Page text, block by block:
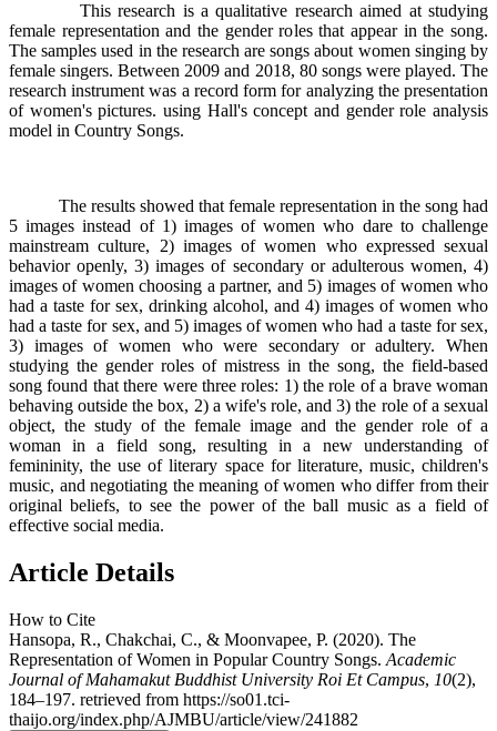
This research is a qualitative research aimed at studying
female representation and the gender roles that appear in the song.
The samples used in the research are songs about women singing by
female singers. Between 2009 and 2018, 80 songs were played. The
research instrument was a record form for analyzing the presentation
of women's pictures. using Hall's concept and gender role analysis
model in Country Songs.
The results showed that female representation in the song had
5 images instead of 1) images of women who dare to challenge
mainstream culture, 2) images of women who expressed sexual
behavior openly, 3) images of secondary or adulterous women, 4)
images of women choosing a partner, and 5) images of women who
had a taste for sex, drinking alcohol, and 4) images of women who
had a taste for sex, and 5) images of women who had a taste for sex,
3) images of women who were secondary or adultery. When
studying the gender roles of mistress in the song, the field-based
song found that there were three roles: 1) the role of a brave woman
behaving outside the box, 2) a wife's role, and 3) the role of a sexual
object, the study of the female image and the gender role of a
woman in a field song, resulting in a new understanding of
femininity, the use of literary space for literature, music, children's
music, and negotiating the meaning of women who differ from their
original beliefs, to see the power of the ball music as a field of
effective social media.
Article Details
How to Cite
Hansopa, R., Chakchai, C., & Moonvapee, P. (2020). The
Representation of Women in Popular Country Songs. Academic
Journal of Mahamakut Buddhist University Roi Et Campus, 10(2),
184–197. retrieved from https://so01.tci-
thaijo.org/index.php/AJMBU/article/view/241882